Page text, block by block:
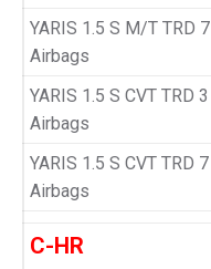
YARIS 1.5 S M/T TRD 7
Airbags
YARIS 1.5 S CVT TRD 3
Airbags
YARIS 1.5 S CVT TRD 7
Airbags
C-HR